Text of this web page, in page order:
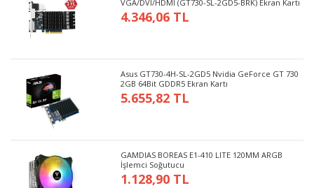
VGA/DVI/HDMI (GT730-SL-2GD5-BRK) Ekran Kartı
4.346,06 TL
Asus GT730-4H-SL-2GD5 Nvidia GeForce GT 730
2GB 64Bit GDDR5 Ekran Kartı
5.655,82 TL
GAMDIAS BOREAS E1-410 LITE 120MM ARGB
İşlemci Soğutucu
1.128,90 TL